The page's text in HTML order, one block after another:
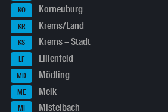
KO Korneuburg
KR Krems/Land
KS Krems – Stadt
LF Lilienfeld
MD Mödling
ME Melk
MI Mistelbach